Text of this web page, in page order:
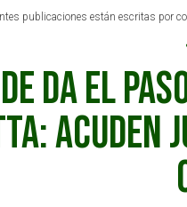
publicaciones están escritas por
da el
acuden